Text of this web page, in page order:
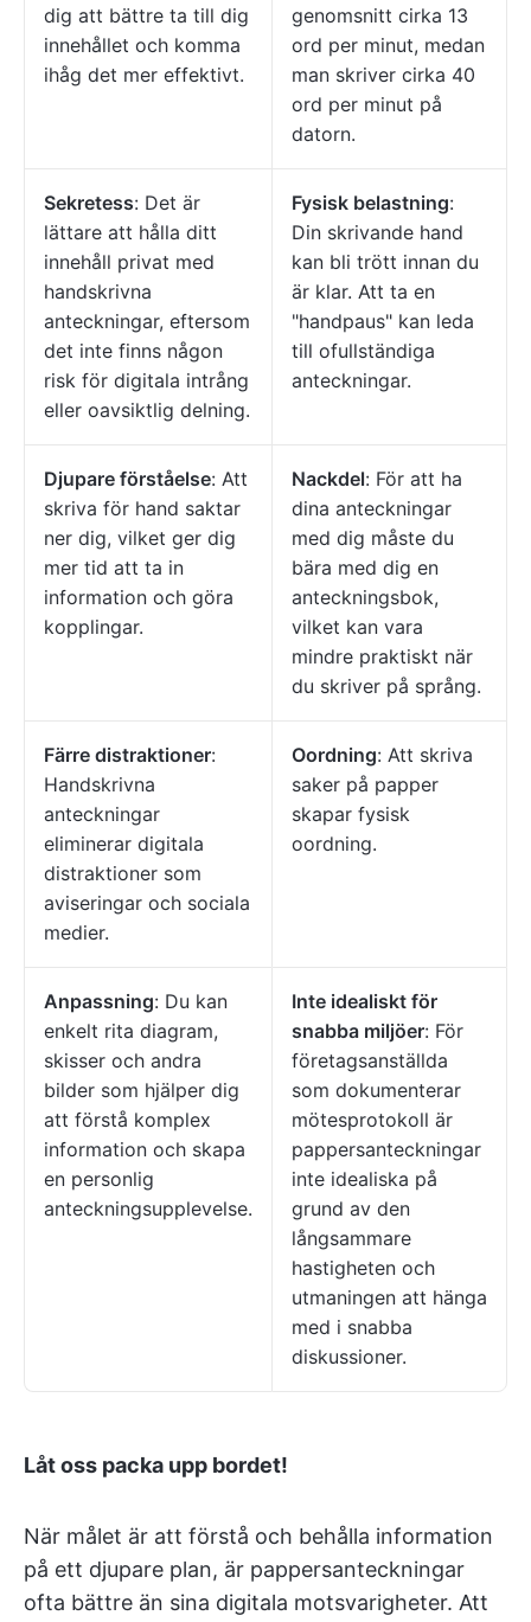
dig att bättre ta till dig
innehållet och komma
ihåg det mer effektivt.
genomsnitt cirka 13
ord per minut, medan
man skriver cirka 40
ord per minut på
datorn.
Sekretess: Det är
lättare att hålla ditt
innehåll privat med
handskrivna
anteckningar, eftersom
det inte finns någon
risk för digitala intrång
eller oavsiktlig delning.
Fysisk belastning:
Din skrivande hand
kan bli trött innan du
är klar. Att ta en
"handpaus" kan leda
till ofullständiga
anteckningar.
Djupare förståelse: Att
skriva för hand saktar
ner dig, vilket ger dig
mer tid att ta in
information och göra
kopplingar.
Nackdel: För att ha
dina anteckningar
med dig måste du
bära med dig en
anteckningsbok,
vilket kan vara
mindre praktiskt när
du skriver på språng.
Färre distraktioner:
Handskrivna
anteckningar
eliminerar digitala
distraktioner som
aviseringar och sociala
medier.
Oordning: Att skriva
saker på papper
skapar fysisk
oordning.
Anpassning: Du kan
enkelt rita diagram,
skisser och andra
bilder som hjälper dig
att förstå komplex
information och skapa
en personlig
anteckningsupplevelse.
Inte idealiskt för
snabba miljöer: För
företagsanställda
som dokumenterar
mötesprotokoll är
pappersanteckningar
inte idealiska på
grund av den
långsammare
hastigheten och
utmaningen att hänga
med i snabba
diskussioner.
Låt oss packa upp bordet!
När målet är att förstå och behålla information
på ett djupare plan, är pappersanteckningar
ofta bättre än sina digitala motsvarigheter. Att